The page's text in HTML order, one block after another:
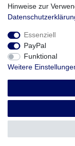
- Maße
Impressum
Hinweise zur
Essenziell
PayPal
Funktional
Weitere